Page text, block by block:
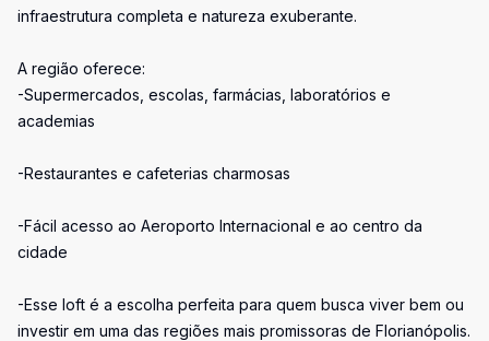
infraestrutura completa e natureza exuberante.
A região oferece:
-Supermercados, escolas, farmácias, laboratórios e
academias
-Restaurantes e cafeterias charmosas
-Fácil acesso ao Aeroporto Internacional e ao centro da
cidade
-Esse loft é a escolha perfeita para quem busca viver bem ou
investir em uma das regiões mais promissoras de Florianópolis.